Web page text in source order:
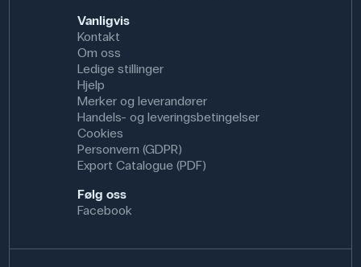
Vanligvis
Kontakt
Om oss
Ledige stillinger
Hjelp
Merker og leverandører
Handels- og leveringsbetingelser
Cookies
Personvern (GDPR)
Export Catalogue (PDF)
Følg oss
Facebook